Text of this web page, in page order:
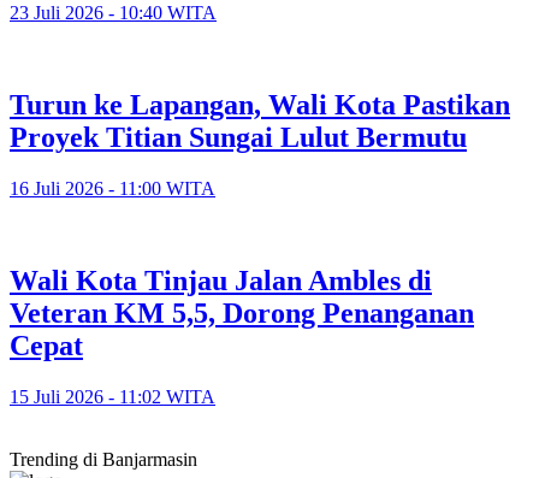
23 Juli 2026 - 10:40 WITA
Turun ke Lapangan, Wali Kota Pastikan
Proyek Titian Sungai Lulut Bermutu
16 Juli 2026 - 11:00 WITA
​Wali Kota Tinjau Jalan Ambles di
Veteran KM 5,5, Dorong Penanganan
Cepat
15 Juli 2026 - 11:02 WITA
Trending di Banjarmasin